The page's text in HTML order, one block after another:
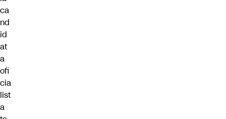
ca
nd
id
at
a
ofi
cia
list
a